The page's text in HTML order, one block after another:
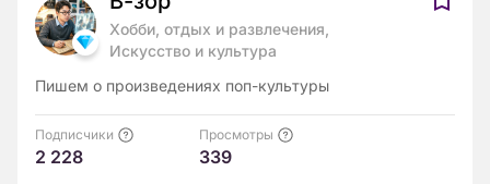
Хобби, отдых и развлечения,
Искусство и культура
Пишем о произведениях поп-культуры
Подписчики
2 228
Просмотры
339